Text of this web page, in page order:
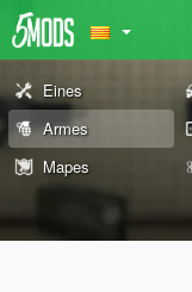
Eines
Armes
Mapes